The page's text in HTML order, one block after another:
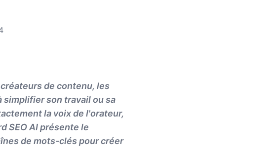
de contenu, les
son travail ou sa
la voix de l'orateur,
SEO AI présente le
de mots-clés pour créer